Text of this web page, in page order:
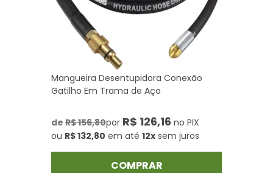
Mangueira Desentupidora Conexão
Gatilho Em Trama de Aço
de R$ 156,80por R$ 126,16 no PIX
ou R$ 132,80 em até 12x sem juros
COMPRAR